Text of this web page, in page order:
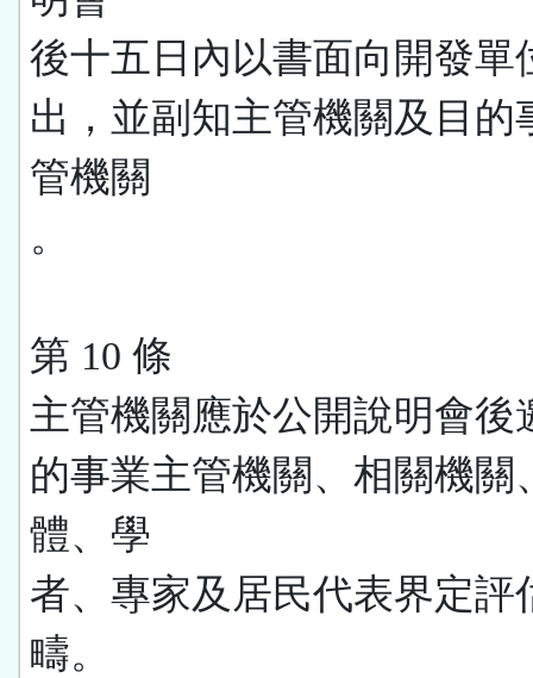
後十五日內以書面向開發單
出，並副知主管機關及目的
管機關
。
第 10 條
主管機關應於公開說明會後
的事業主管機關、相關機關
體、學
者、專家及居民代表界定評
疇。